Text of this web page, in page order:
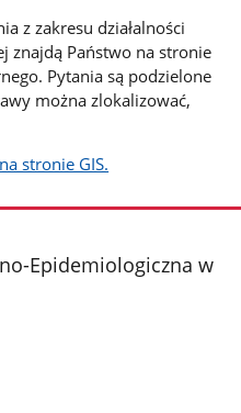
z zakresu działalności
znajdą Państwo na stronie
Pytania są podzielone
można zlokalizować,
stronie GIS.
Epidemiologiczna w